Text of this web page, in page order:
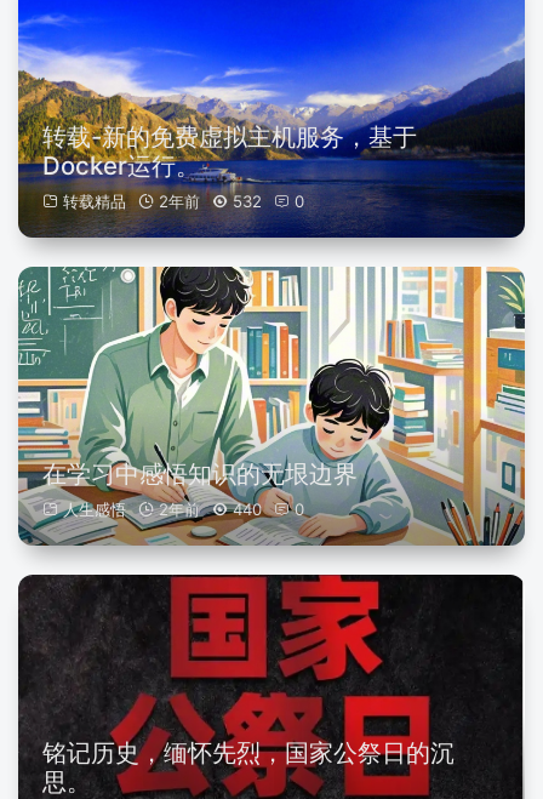
转载-新的免费虚拟主机服务，基于
Docker运行。
转载精品 2年前 532 0
在学习中感悟知识的无垠边界
人生感悟 2年前 440 0
铭记历史，缅怀先烈，国家公祭日的沉
思。